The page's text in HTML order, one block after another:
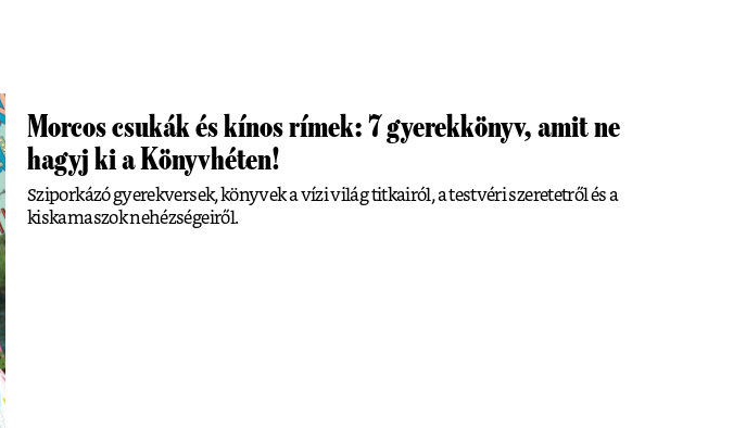
Morcos csukák és kínos rímek: 7 gyerekkönyv, amit ne
hagyj ki a Könyvhéten!
Sziporkázó gyerekversek, könyvek a vízi világ titkairól, a testvéri szeretetről és a
kiskamaszok nehézségeiről.